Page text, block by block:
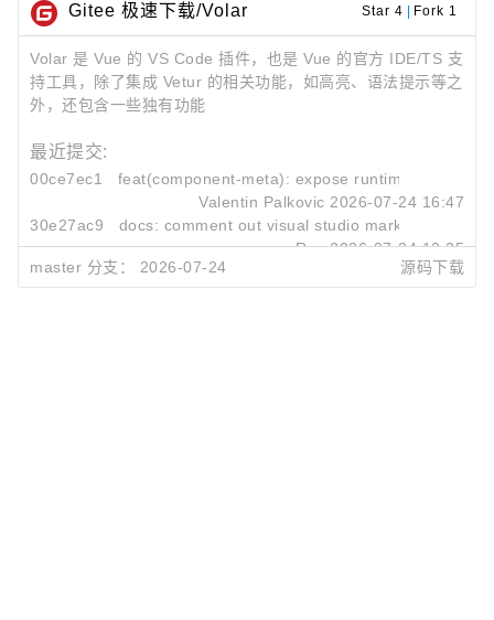
Gitee 极速下载/Volar Star 4 Fork 1
Volar 是 Vue 的 VS Code 插件，也是 Vue 的官方 IDE/TS 支
持工具，除了集成 Vetur 的相关功能，如高亮、语法提示等之
外，还包含一些独有功能
最近提交:
00ce7ec1
feat(component-meta): expose runtime values of
Valentin Palkovic 2026-07-24 16:47
30e27ac9
docs: comment out visual studio marketplace
Ray 2026-07-24 12:25
e5195694
chore(lint): keep no-unnecessary-type-assertion
master 分支： 2026-07-24 源码下载